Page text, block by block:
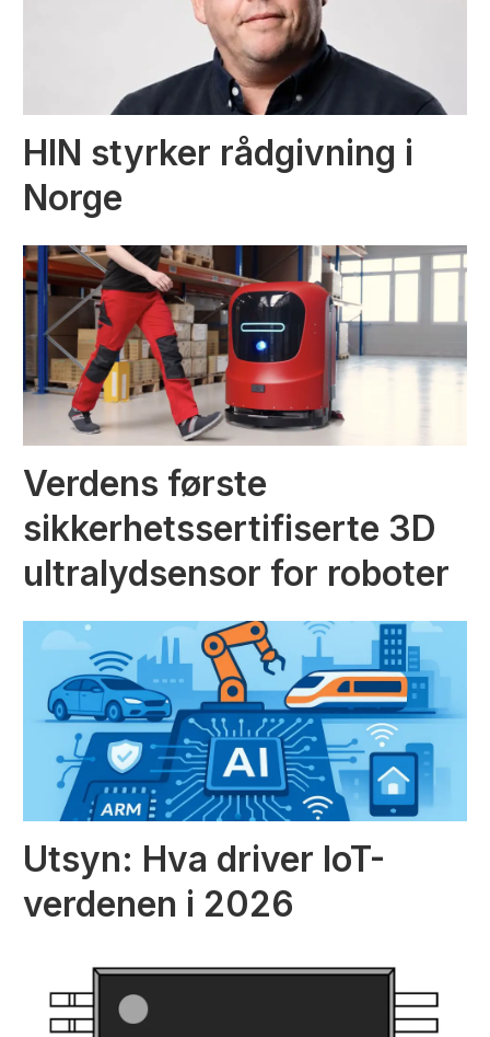
HIN styrker rådgivning i
Norge
Verdens første
sikkerhetssertifiserte 3D
ultralydsensor for roboter
Utsyn: Hva driver IoT-
verdenen i 2026